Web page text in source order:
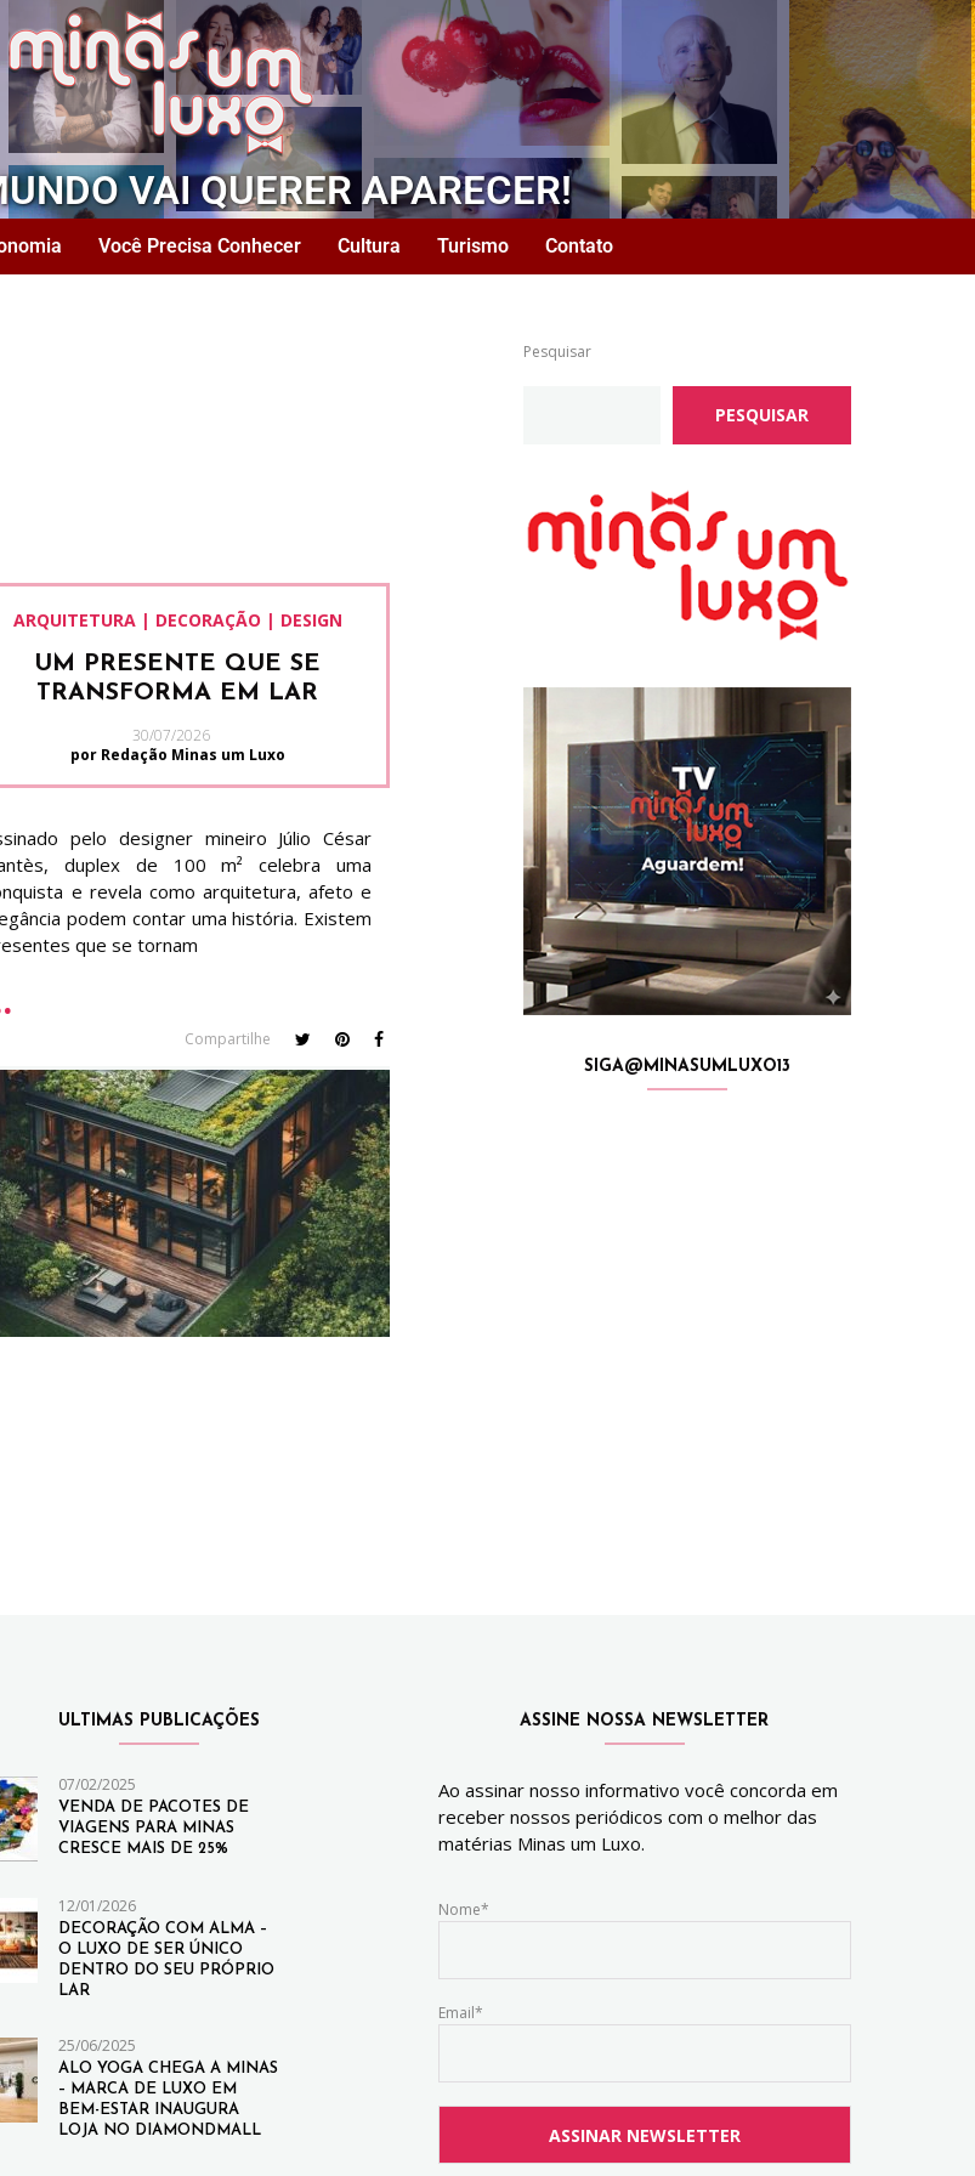
VAI QUERER APARECER!
Você Precisa Conhecer Cultura Turismo Contato
ARQUITETURA | DECORAÇÃO | DESIGN
UM PRESENTE QUE SE
TRANSFORMA EM LAR
30/07/2026
por Redação Minas um Luxo
pelo designer mineiro Júlio César
duplex de 100 m² celebra uma
e revela como arquitetura, afeto e
podem contar uma história. Existem
que se tornam
Compartilhe
Pesquisar
PESQUISAR
SIGA@MINASUMLUXO13
ULTIMAS PUBLICAÇÕES
07/02/2025
VENDA DE PACOTES DE
VIAGENS PARA MINAS
CRESCE MAIS DE 25%
12/01/2026
DECORAÇÃO COM ALMA –
O LUXO DE SER ÚNICO
DENTRO DO SEU PRÓPRIO
LAR
25/06/2025
ALO YOGA CHEGA A MINAS
– MARCA DE LUXO EM
BEM-ESTAR INAUGURA
LOJA NO DIAMONDMALL
ASSINE NOSSA NEWSLETTER
Ao assinar nosso informativo você concorda em
receber nossos periódicos com o melhor das
matérias Minas um Luxo.
Nome*
Email*